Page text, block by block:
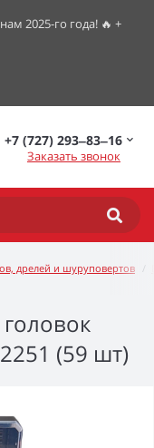
2025-го года! 🔥 +
+7 (727) 293‒83‒16
Заказать звонок
дрелей и шуруповертов
(59 шт)